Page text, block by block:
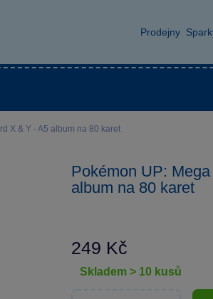
Prodejny
X & Y - A5 album na 80 karet
Pokémon UP:
album na 80 karet
249 Kč
skladem > 10 kusů